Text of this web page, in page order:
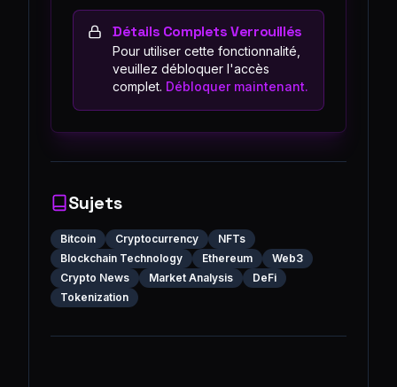
Détails Complets Verrouillés
Pour utiliser cette fonctionnalité,
veuillez débloquer l'accès
complet. Débloquer maintenant.
Sujets
Bitcoin Cryptocurrency
NFTs
Blockchain Technology
Ethereum
Web3
Crypto News
Market Analysis
DeFi
Tokenization